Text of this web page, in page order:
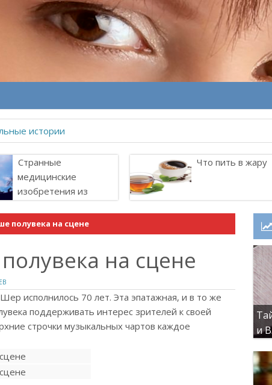
истории
Странные
медицинские
изобретения из
Что пить в жару
полувека на сцене
на сцене
исполнилось 70 лет. Эта эпатажная, и в то же
поддерживать интерес зрителей к своей
строчки музыкальных чартов каждое
и